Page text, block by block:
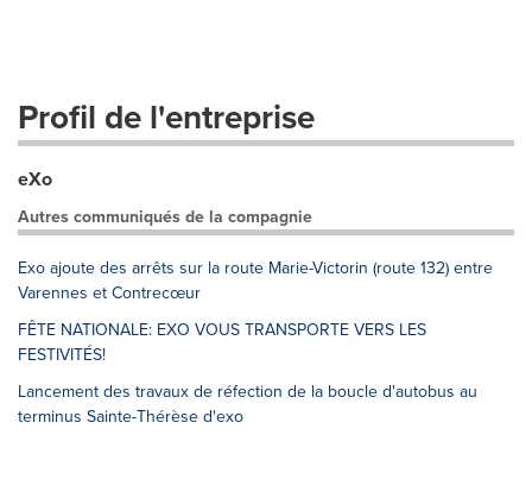
Profil de l'entreprise
eXo
Autres communiqués de la compagnie
Exo ajoute des arrêts sur la route Marie-Victorin (route 132) entre
Varennes et Contrecœur
FÊTE NATIONALE: EXO VOUS TRANSPORTE VERS LES
FESTIVITÉS!
Lancement des travaux de réfection de la boucle d'autobus au
terminus Sainte-Thérèse d'exo